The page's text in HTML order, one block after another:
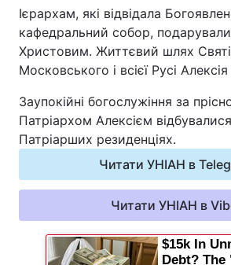
Здоров'я Туризм
Відео з Youtube Статті
Думки
Контакти
Ієрархам, які відвідала
кафедральний собор,
Христовим. Життєвий шлях
Московського і всієї Русі Алексія
Заупокійні богослужіння за
Патріархом Алексієм
Патріарших резиденціях.
Читати УНІАН в
Читати УНІАН в